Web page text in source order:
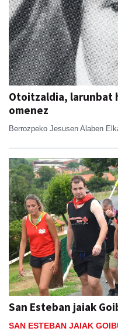
Otoitzaldia, larunbat
omenez
Berrozpeko Jesusen Alaben
San Esteban jaiak
SAN ESTEBAN JAIAK